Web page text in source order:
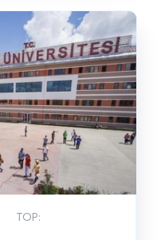
TOP: